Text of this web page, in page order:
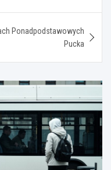
Ponadpodstawowych
Pucka